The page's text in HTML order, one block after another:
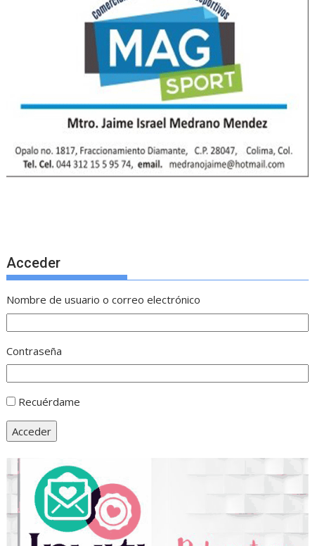
Acceder
Nombre de usuario o correo electrónico
Contraseña
Recuérdame
Acceder